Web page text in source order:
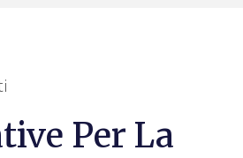
Per La